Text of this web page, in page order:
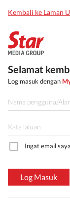
Kembali ke Laman
Selamat
Log masuk dengan
Ingat email saya
Log Masuk